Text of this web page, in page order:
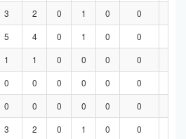
3 2 0 1 0 0
5 4 0 1 0 0
1 1 0 0 0 0
0 0 0 0 0 0
0 0 0 0 0 0
3 2 0 1 0 0